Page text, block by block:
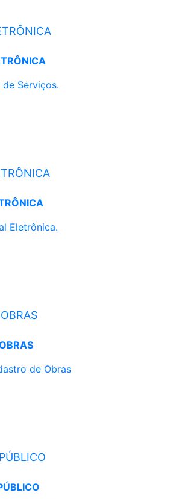
Serviços.
Eletrônica.
de Obras